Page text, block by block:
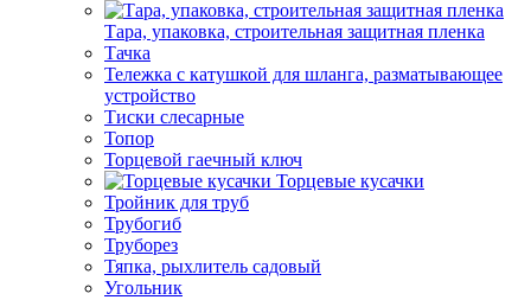
Тара, упаковка, строительная защитная пленка
Тачка
Тележка с катушкой для шланга, разматывающее
устройство
Тиски слесарные
Топор
Торцевой гаечный ключ
Торцевые кусачки
Тройник для труб
Трубогиб
Труборез
Тяпка, рыхлитель садовый
Угольник